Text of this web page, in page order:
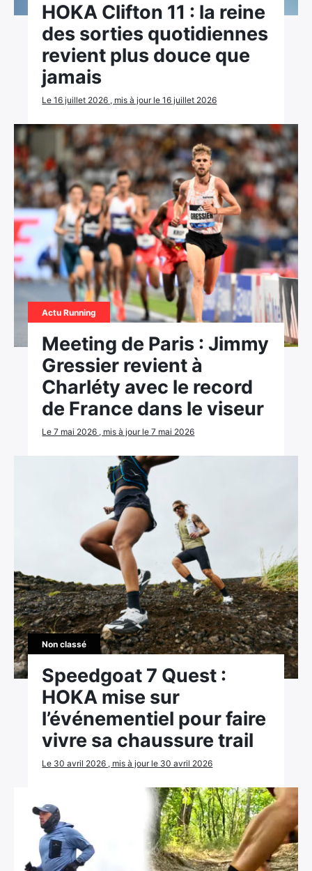
HOKA Clifton 11 : la reine
des sorties quotidiennes
revient plus douce que
jamais
Le 16 juillet 2026 , mis à jour le 16 juillet 2026
Actu Running
Meeting de Paris : Jimmy
Gressier revient à
Charléty avec le record
de France dans le viseur
Le 7 mai 2026 , mis à jour le 7 mai 2026
Non classé
Speedgoat 7 Quest :
HOKA mise sur
l’événementiel pour faire
vivre sa chaussure trail
Le 30 avril 2026 , mis à jour le 30 avril 2026